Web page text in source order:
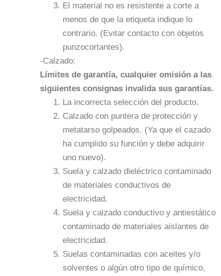
El material no es resistente a corte a
menos de que la etiqueta indique lo
contrario. (Evitar contacto con objetos
punzocortantes).
-Calzado:
Límites de garantía, cualquier omisión a las
siguientes consignas invalida sus garantías.
La incorrecta selección del producto.
Calzado con puntera de protección y
metatarso golpeados. (Ya que el cazado
ha cumplido su función y debe adquirir
uno nuevo).
Suela y calzado dieléctrico contaminado
de materiales conductivos de
electricidad.
Suela y calzado conductivo y antiestático
contaminado de materiales aislantes de
electricidad.
Suelas contaminadas con aceites y/o
solventes o algún otro tipo de químico,